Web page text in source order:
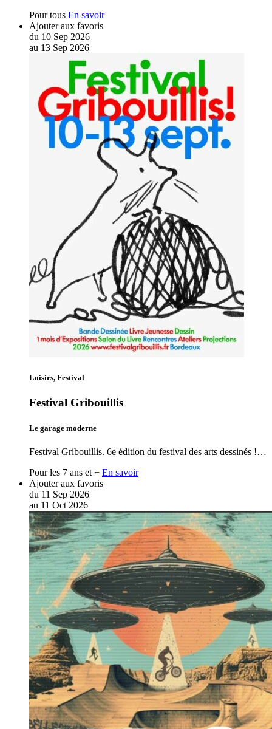
Pour tous En savoir
Ajouter aux favoris
du 10 Sep 2026
au 13 Sep 2026
Loisirs, Festival
Festival Gribouillis
Le garage moderne
Festival Gribouillis. 6e édition du festival des arts dessinés !…
Pour les 7 ans et + En savoir
Ajouter aux favoris
du 11 Sep 2026
au 11 Oct 2026